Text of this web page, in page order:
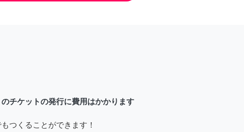
チケットの発行に費用はかかります
つくることができます！